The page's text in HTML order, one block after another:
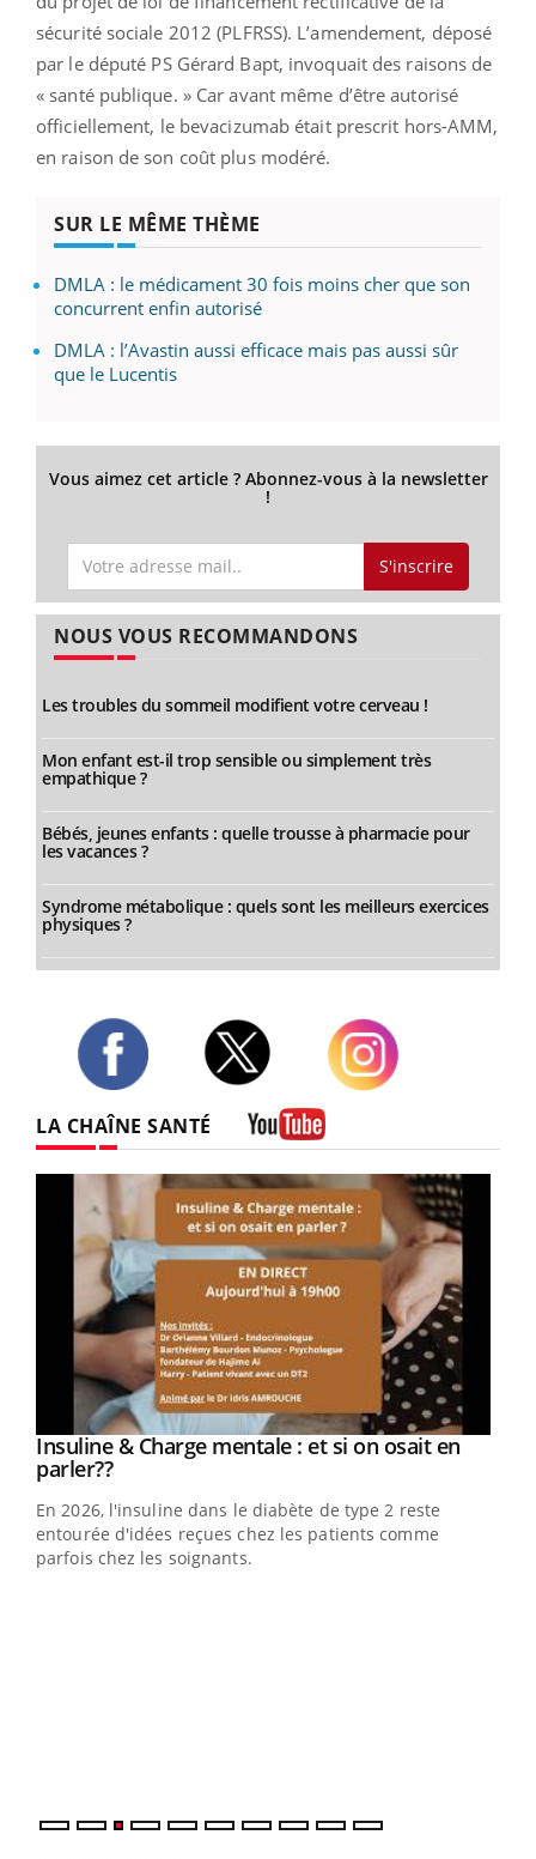
sécurité sociale 2012 (PLFRSS). L’amendement, déposé
par le député PS Gérard Bapt, invoquait des raisons de
« santé publique. » Car avant même d’être autorisé
officiellement, le bevacizumab était prescrit hors-AMM,
en raison de son coût plus modéré.
SUR LE MÊME THÈME
DMLA : le médicament 30 fois moins cher que son
concurrent enfin autorisé
DMLA : l’Avastin aussi efficace mais pas aussi sûr
que le Lucentis
Vous aimez cet article ? Abonnez-vous à la newsletter
!
S'inscrire
NOUS VOUS RECOMMANDONS
Les troubles du sommeil modifient votre cerveau !
Mon enfant est-il trop sensible ou simplement très
empathique ?
Bébés, jeunes enfants : quelle trousse à pharmacie pour
les vacances ?
Syndrome métabolique : quels sont les meilleurs exercices
physiques ?
LA CHAÎNE SANTÉ
Youtube
Insuline & Charge mentale : et si on osait en
parler??Youtube
En 2026, l'insuline dans le diabète de type 2 reste
entourée d'idées reçues chez les patients comme
parfois chez les soignants.